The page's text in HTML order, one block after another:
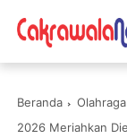
Beranda Olahraga
2026 Meriahkan